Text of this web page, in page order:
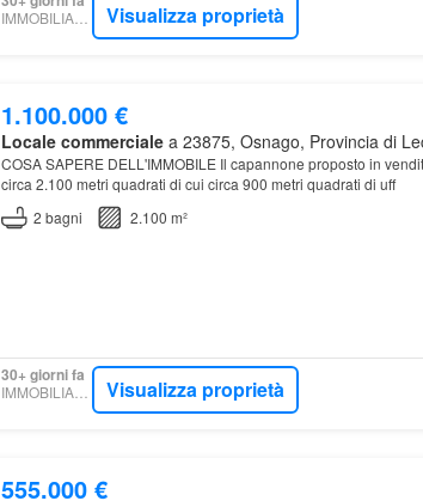
IMMOBILIARE.IT Visualizza proprietà
1.100.000 €
Locale commercialea 23875, Osnago, Provincia di
COSA SAPERE DELL'IMMOBILE Il capannone proposto in
circa 2.100 metri quadrati di cui circa 900 metri quadrati di uff
2 bagni 2.100 m²
30+ giorni fa
IMMOBILIARE.IT Visualizza proprietà
555.000 €